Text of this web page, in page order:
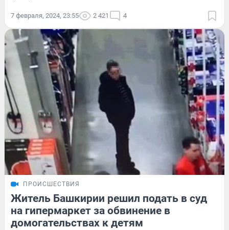
7 февраля, 2024, 23:55 2 421 4
ПРОИСШЕСТВИЯ
Житель Башкирии решил подать в суд
на гипермаркет за обвинение в
домогательствах к детям